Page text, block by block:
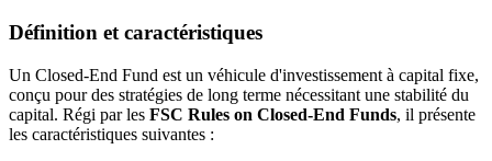
Définition et caractéristiques
Un Closed-End Fund est un véhicule d'investissement à capital fixe,
conçu pour des stratégies de long terme nécessitant une stabilité du
capital. Régi par les FSC Rules on Closed-End Funds, il présente
les caractéristiques suivantes :